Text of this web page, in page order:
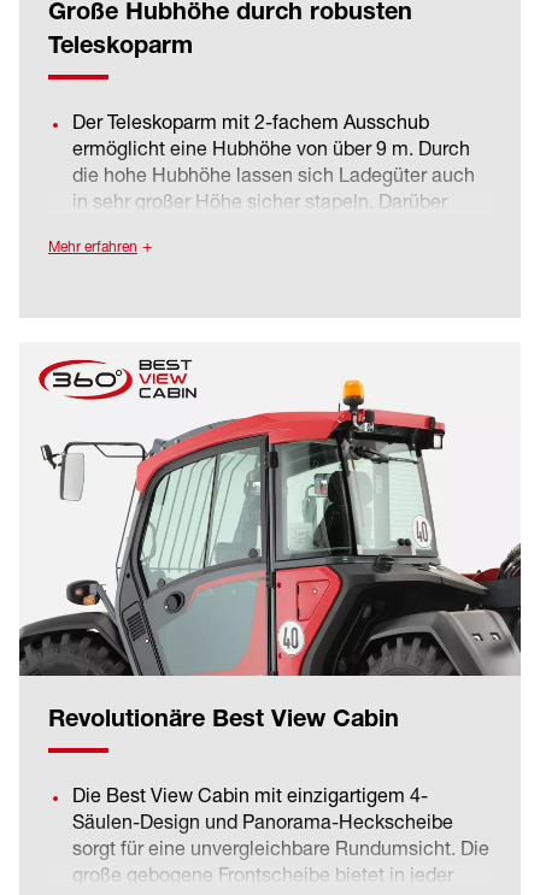
Große Hubhöhe durch robusten
Teleskoparm
Der Teleskoparm mit 2-fachem Ausschub
ermöglicht eine Hubhöhe von über 9 m. Durch
die hohe Hubhöhe lassen sich Ladegüter auch
in sehr großer Höhe sicher stapeln. Darüber
Reichweite.
erfolgt hydraulisch und die Gleitelemente im
Innenrohr des Teleskoparms sind wartungsfrei.
Das reduziert Verschleiß und erhöht die
Langlebigkeit der Maschine.
Mehr erfahren
Revolutionäre Best View Cabin
Die Best View Cabin mit einzigartigem 4-
Säulen-Design und Panorama-Heckscheibe
sorgt für eine unvergleichbare Rundumsicht. Die
große gebogene Frontscheibe bietet in jeder